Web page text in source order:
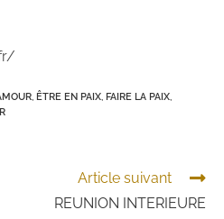
, ÊTRE EN PAIX, FAIRE LA PAIX,
Article suivant
REUNION INTERIEURE